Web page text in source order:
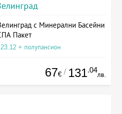
с Минерални Басейни
Пакет
+ полупансион
67€ / 131.04
лв.